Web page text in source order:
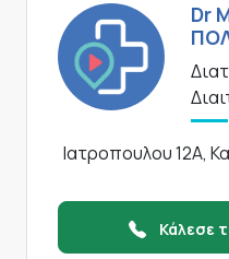
Dr
Ιατροπουλου 12Α,
Κάλεσε